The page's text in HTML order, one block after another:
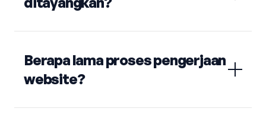
Berapa lama proses pengerjaan
website?